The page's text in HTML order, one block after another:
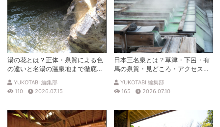
湯の花とは？正体・泉質による色
の違いと名湯の温泉地まで徹底解
YUKOTABI 編集部
110
2026.07.15
日本三名泉とは？草津・下呂・有
馬の泉質・見どころ・アクセスを
YUKOTABI 編集部
165
2026.07.10